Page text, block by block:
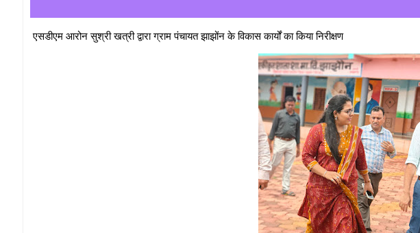
एसडीएम आरोन सुश्री खत्री द्वारा ग्राम पंचायत झाझोंन के विकास कार्यों का किया निरीक्षण